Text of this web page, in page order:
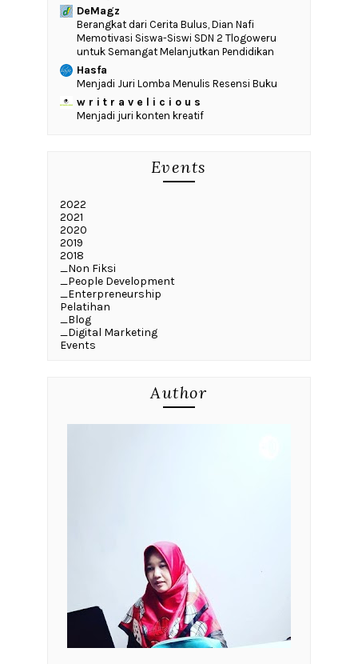
DeMagz
‎Berangkat dari Cerita Bulus, Dian Nafi
Memotivasi Siswa-Siswi SDN 2 Tlogoweru
untuk Semangat Melanjutkan Pendidikan
Hasfa
Menjadi Juri Lomba Menulis Resensi Buku
w r i t r a v e l i c i o u s
Menjadi juri konten kreatif
Events
2022
2021
2020
2019
2018
_Non Fiksi
_People Development
_Enterpreneurship
Pelatihan
_Blog
_Digital Marketing
Events
Author